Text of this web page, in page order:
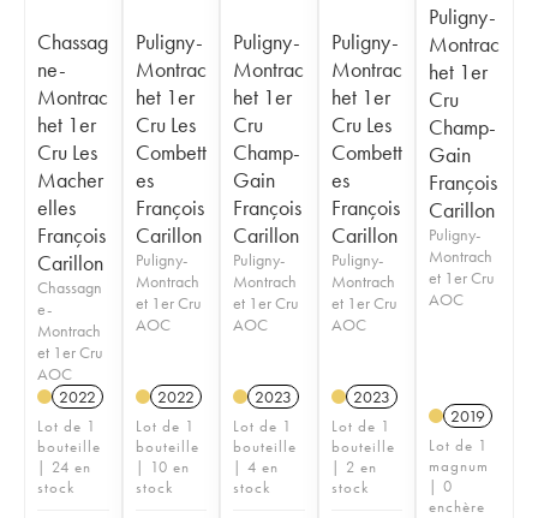
Chassag
ne-
Montrac
het 1er
Cru Les
Macher
elles
François
Carillon
Chassagn
e-
Montrach
et 1er Cru
AOC
2022
Lot de 1
bouteille
| 24 en
stock
Puligny-
Montrac
het 1er
Cru Les
Combett
es
François
Carillon
Puligny-
Montrach
et 1er Cru
AOC
2022
Lot de 1
bouteille
| 10 en
stock
Puligny-
Montrac
het 1er
Cru
Champ-
Gain
François
Carillon
Puligny-
Montrach
et 1er Cru
AOC
2023
Lot de 1
bouteille
| 4 en
stock
Puligny-
Montrac
het 1er
Cru Les
Combett
es
François
Carillon
Puligny-
Montrach
et 1er Cru
AOC
2023
Lot de 1
bouteille
| 2 en
stock
Puligny-
Montrac
het 1er
Cru
Champ-
Gain
François
Carillon
Puligny-
Montrach
et 1er Cru
AOC
2019
Lot de 1
magnum
| 0
enchère